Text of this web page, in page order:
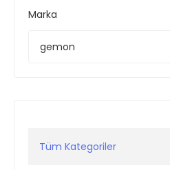
Marka
gemon
Tüm Kategoriler